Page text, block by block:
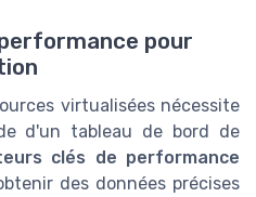
pour
virtualisées nécessite
d'un tableau de bord de
clés de performance
des données précises